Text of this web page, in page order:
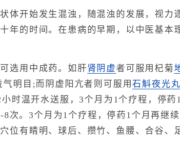
开始发生混浊，随混浊的发展，视力
年的时间。在患病的早期，以中医基本
选用中成药。如肝肾阴虚者可服用杞菊
气明目;而阴虚阳亢者则可服用石斛夜光丸
时温开水送服，3个月为1个疗程，停
次。3个月为1个疗程，停药1个月再继
位有睛明、球后、攒竹、鱼腰、合谷、